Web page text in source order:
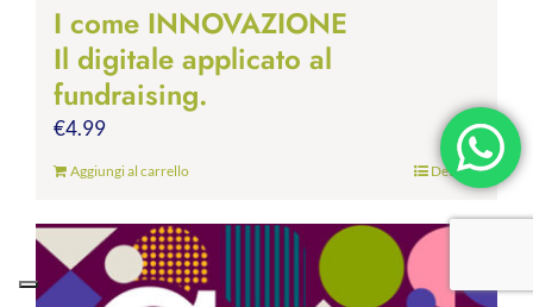
I come INNOVAZIONE
Il digitale applicato al
fundraising.
€4.99
Aggiungi al carrello Dettagli